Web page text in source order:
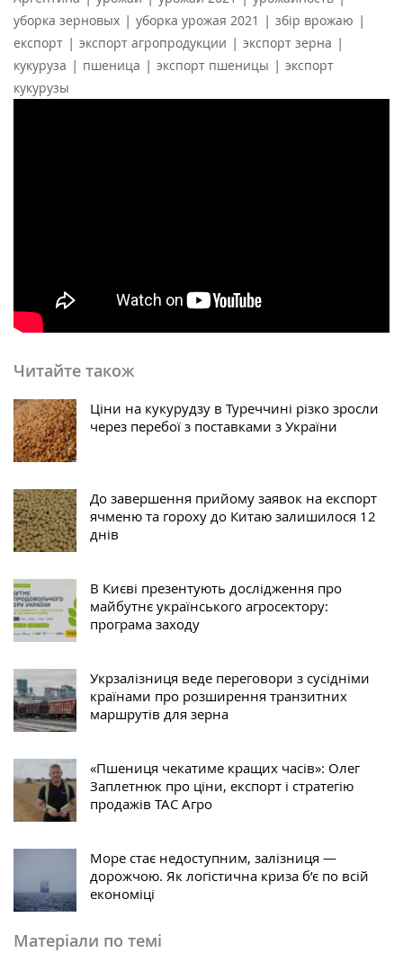
уборка зерновых | уборка урожая 2021 | збір врожаю |
експорт | экспорт агропродукции | экспорт зерна |
кукуруза | пшеница | экспорт пшеницы | экспорт
кукурузы
Читайте також
Ціни на кукурудзу в Туреччині різко зросли
через перебої з поставками з України
До завершення прийому заявок на експорт
ячменю та гороху до Китаю залишилося 12
днів
В Києві презентують дослідження про
майбутнє українського агросектору:
програма заходу
Укрзалізниця веде переговори з сусідніми
країнами про розширення транзитних
маршрутів для зерна
«Пшениця чекатиме кращих часів»: Олег
Заплетнюк про ціни, експорт і стратегію
продажів ТАС Агро
Море стає недоступним, залізниця —
дорожчою. Як логістична криза б’є по всій
економіці
Матеріали по темі